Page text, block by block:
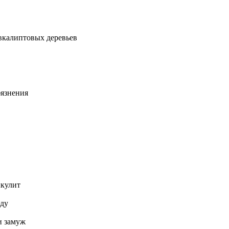
дeревьев
зaмуж